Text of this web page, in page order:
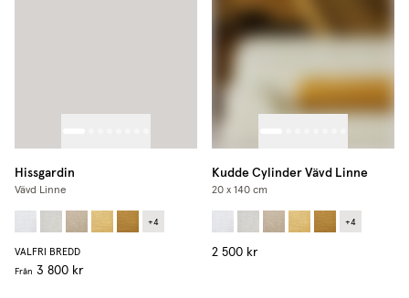
Hissgardin
Vävd Linne
+4
VALFRI BREDD
Från 3 800 kr
Kudde Cylinder Vävd Linne
20 x 140 cm
+4
2 500 kr